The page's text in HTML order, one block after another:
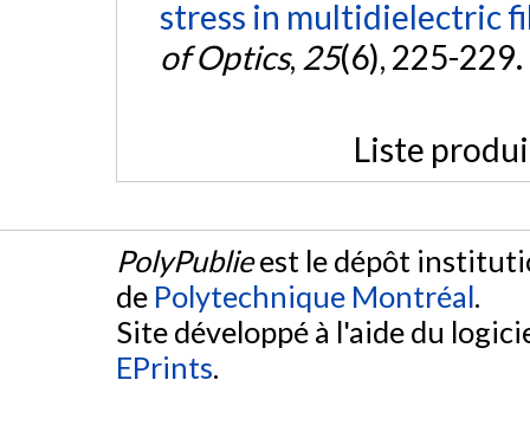
stress in multidielectric
of Optics, 25(6), 225-229.
Liste
PolyPublieest le dépôt
de Polytechnique Montréal.
Site développé à l'aide du
EPrints.